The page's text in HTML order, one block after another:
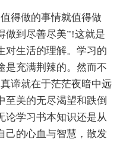
得做的事情就值得做
做到尽善尽美”!这就是
对生活的理解。学习的
是充满荆辣的。然而不
谛就在于茫茫夜暗中远
至美的无尽渴望和跌倒
论学习书本知识还是从
己的心血与智慧，散发